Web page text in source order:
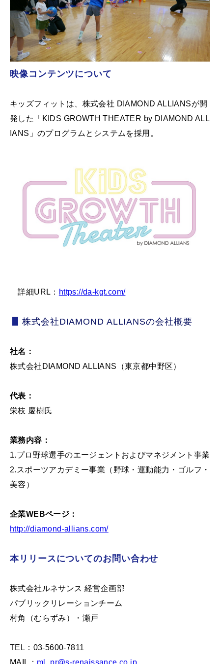
映像コンテンツについて
キッズフィットは、株式会社 DIAMOND ALLIANSが開
発した「KIDS GROWTH THEATER by DIAMOND ALL
IANS」のプログラムとシステムを採用。
詳細URL： https://da-kgt.com/
株式会社DIAMOND ALLIANSの会社概要
社名：
株式会社DIAMOND ALLIANS（東京都中野区）
代表：
栄枝 慶樹氏
業務内容：
1.プロ野球選手のエージェントおよびマネジメント事業
2.スポーツアカデミー事業（野球・運動能力・ゴルフ・
美容）
企業WEBページ：
http://diamond-allians.com/
本リリースについてのお問い合わせ
株式会社ルネサンス 経営企画部
パブリックリレーションチーム
村角（むらずみ）・瀬戸
TEL：03-5600-7811